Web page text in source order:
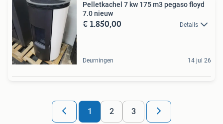
Pelletkachel 7 kw 175 m3 pegaso floyd
7.0 nieuw
€ 1.850,00 Details
Deurningen 14 jul 26
1 2 3